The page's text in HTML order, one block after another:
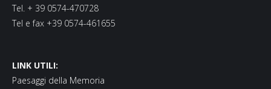
Tel. + 39 0574-470728
Tel e fax +39 0574-461655
LINK UTILI:
Paesaggi della Memoria